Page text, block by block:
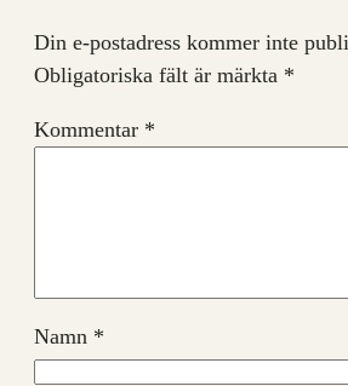
Din e-postadress kommer inte
Obligatoriska fält är märkta *
Kommentar *
Namn *